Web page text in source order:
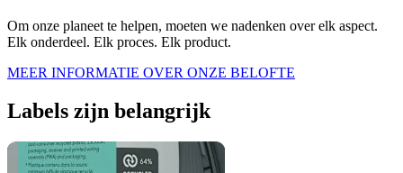
Om onze planeet te helpen, moeten we nadenken over elk aspect.
Elk onderdeel. Elk proces. Elk product.
MEER INFORMATIE OVER ONZE BELOFTE
Labels zijn belangrijk